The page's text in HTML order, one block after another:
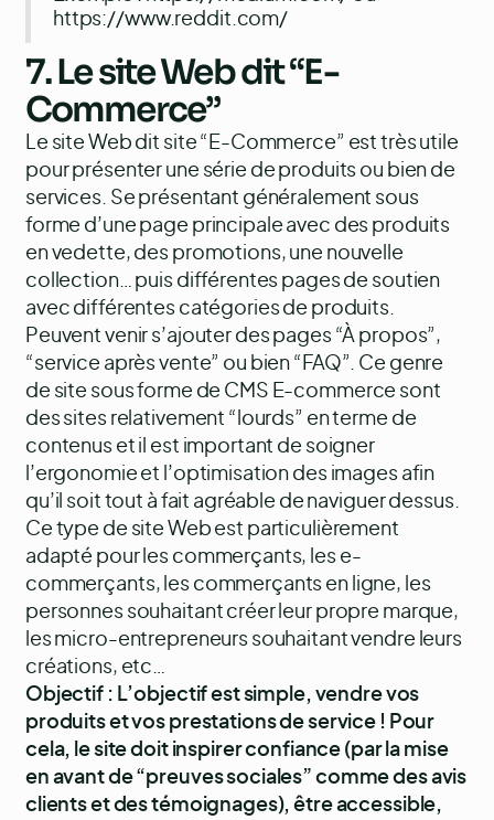
https://www.reddit.com/
7. Le site Web dit “E-
Commerce”
Le site Web dit site “E-Commerce” est très utile
pour présenter une série de produits ou bien de
services. Se présentant généralement sous
forme d’une page principale avec des produits
en vedette, des promotions, une nouvelle
collection… puis différentes pages de soutien
avec différentes catégories de produits.
Peuvent venir s’ajouter des pages “À propos”,
“service après vente” ou bien “FAQ”. Ce genre
de site sous forme de CMS E-commerce sont
des sites relativement “lourds” en terme de
contenus et il est important de soigner
l’ergonomie et l’optimisation des images afin
qu’il soit tout à fait agréable de naviguer dessus.
Ce type de site Web est particulièrement
adapté pour les commerçants, les e-
commerçants, les commerçants en ligne, les
personnes souhaitant créer leur propre marque,
les micro-entrepreneurs souhaitant vendre leurs
créations, etc…
Objectif : L’objectif est simple, vendre vos
produits et vos prestations de service ! Pour
cela, le site doit inspirer confiance (par la mise
en avant de “preuves sociales” comme des avis
clients et des témoignages), être accessible,